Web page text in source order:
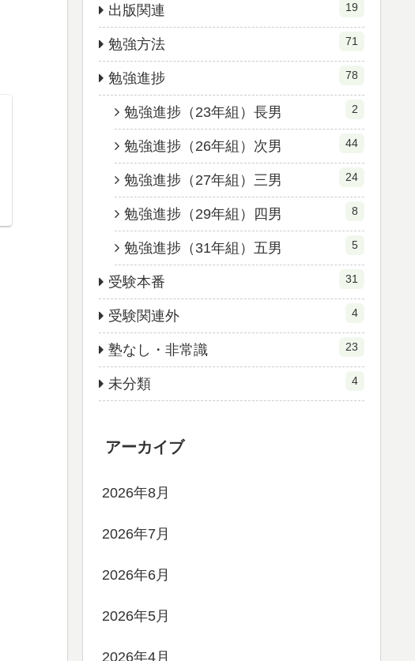
出版関連 19
勉強方法 71
勉強進捗 78
勉強進捗（23年組）長男 2
勉強進捗（26年組）次男 44
勉強進捗（27年組）三男 24
勉強進捗（29年組）四男 8
勉強進捗（31年組）五男 5
受験本番 31
受験関連外 4
塾なし・非常識 23
未分類 4
アーカイブ
2026年8月
2026年7月
2026年6月
2026年5月
2026年4月